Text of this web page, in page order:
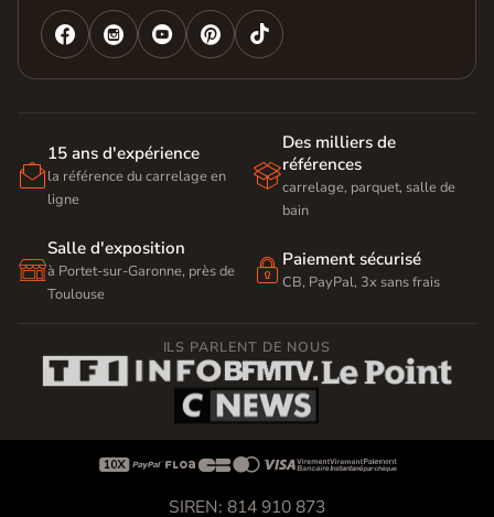
   

15 ans d'expérience
la référence du carrelage en
ligne

Des milliers de
références
carrelage, parquet, salle de
bain

Salle d'exposition
à Portet-sur-Garonne, près de
Toulouse
 Paiement sécurisé
CB, PayPal, 3x sans frais
ILS PARLENT DE NOUS

SIREN: 814 910 873